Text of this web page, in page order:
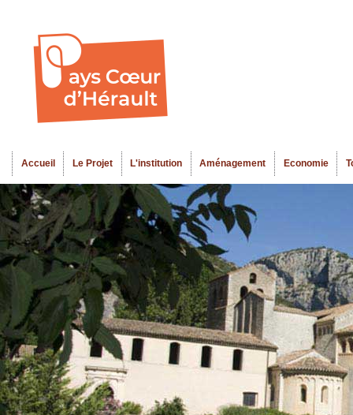
Menu principal
Accueil Le Projet L'institution Aménagement Economie